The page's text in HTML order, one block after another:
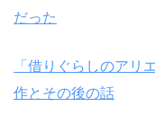
だった
「借りぐらしのアリ
作とその後の話